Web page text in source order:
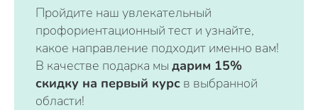
Пройдите наш увлекательный
профориентационный тест и узнайте,
какое направление подходит именно вам!
В качестве подарка мы дарим 15%
скидку на первый курс в выбранной
области!